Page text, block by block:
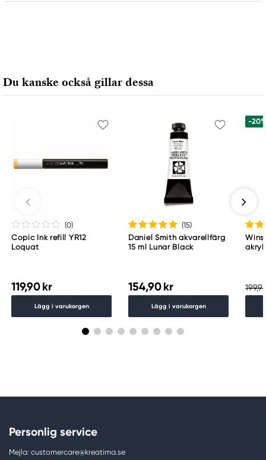
20016 Pero (MI) Italy
fila@fila.it
Du kanske också gillar dessa
(0)
Copic Ink refill YR12
Loquat
119,90 kr
Lägg i varukorgen
(15)
Daniel Smith akvarellfärg
15 ml Lunar Black
154,90 kr
Lägg i varukorgen
-
Personlig service
Mejla: customercare@kreatima.se